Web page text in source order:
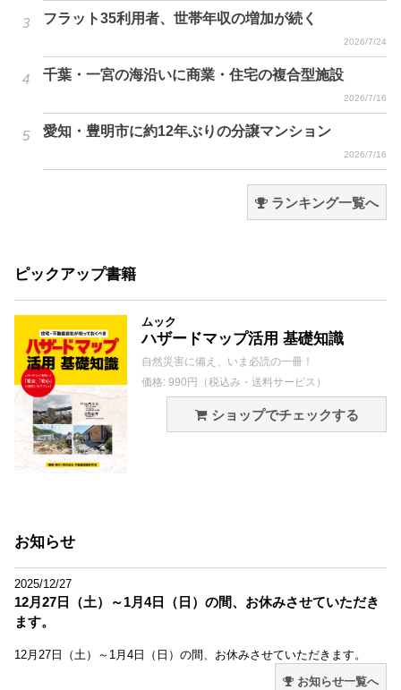
フラット35利用者、世帯年収の増加が続く
2026/7/24
千葉・一宮の海沿いに商業・住宅の複合型施設
2026/7/16
愛知・豊明市に約12年ぶりの分譲マンション
2026/7/16
ランキング一覧へ
ピックアップ書籍
ムック
ハザードマップ活用 基礎知識
自然災害に備え、いま必読の一冊！
価格: 990円（税込み・送料サービス）
ショップでチェックする
お知らせ
2025/12/27
12月27日（土）～1月4日（日）の間、お休みさせていただき
ます。
12月27日（土）～1月4日（日）の間、お休みさせていただきます。
お知らせ一覧へ